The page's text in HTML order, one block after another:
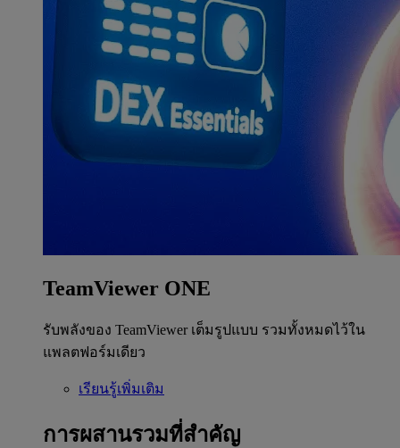
TeamViewer ONE
รับพลังของ TeamViewer เต็มรูปแบบ รวมทั้งหมดไว้ใน
แพลตฟอร์มเดียว
เรียนรู้เพิ่มเติม
การผสานรวมที่สำคัญ